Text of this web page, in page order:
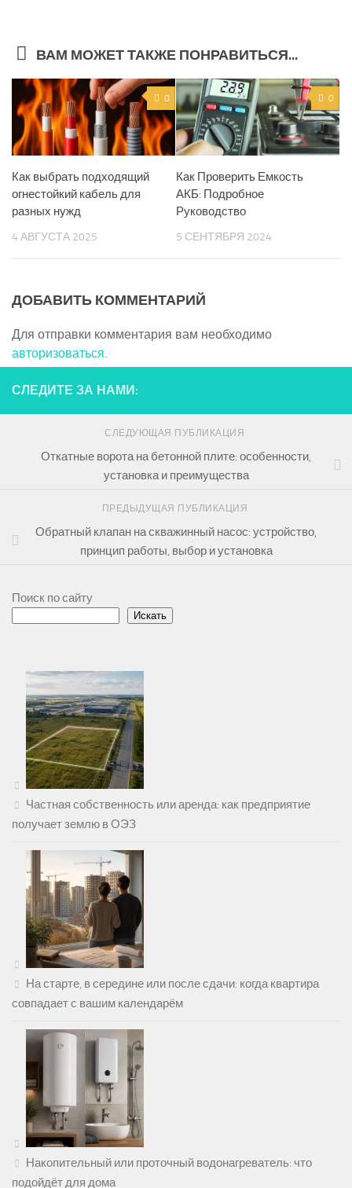
ВАМ МОЖЕТ ТАКЖЕ ПОНРАВИТЬСЯ...
0
Как выбрать подходящий
огнестойкий кабель для
разных нужд
4 АВГУСТА 2025
0
Как Проверить Емкость
АКБ: Подробное
Руководство
5 СЕНТЯБРЯ 2024
ДОБАВИТЬ КОММЕНТАРИЙ
Для отправки комментария вам необходимо
авторизоваться.
СЛЕДИТЕ ЗА НАМИ:
СЛЕДУЮЩАЯ ПУБЛИКАЦИЯ
Откатные ворота на бетонной плите: особенности,
установка и преимущества
ПРЕДЫДУЩАЯ ПУБЛИКАЦИЯ
Обратный клапан на скважинный насос: устройство,
принцип работы, выбор и установка
Поиск по сайту
Искать
Частная собственность или аренда: как предприятие
получает землю в ОЭЗ
На старте, в середине или после сдачи: когда квартира
совпадает с вашим календарём
Накопительный или проточный водонагреватель: что
подойдёт для дома